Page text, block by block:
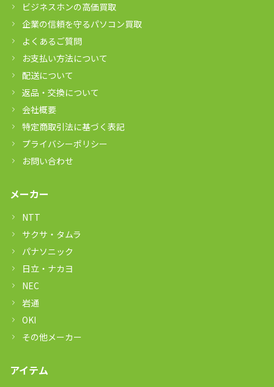
ビジネスホンの高価買取
企業の信頼を守るパソコン買取
よくあるご質問
お支払い方法について
配送について
返品・交換について
会社概要
特定商取引法に基づく表記
プライバシーポリシー
お問い合わせ
メーカー
NTT
サクサ・タムラ
パナソニック
日立・ナカヨ
NEC
岩通
OKI
その他メーカー
アイテム